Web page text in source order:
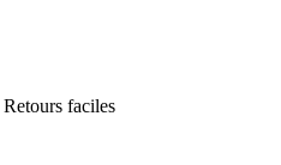
Retours faciles